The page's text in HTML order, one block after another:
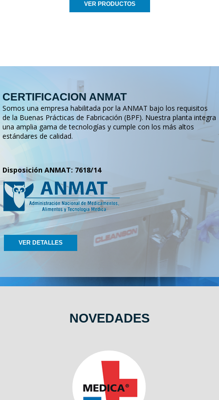
VER PRODUCTOS
CERTIFICACION ANMAT
Somos una empresa habilitada por la ANMAT bajo los requisitos
de la Buenas Prácticas de Fabricación (BPF). Nuestra planta integra
una amplia gama de tecnologías y cumple con los más altos
estándares de calidad.
Disposición ANMAT: 7618/14
VER DETALLES
NOVEDADES